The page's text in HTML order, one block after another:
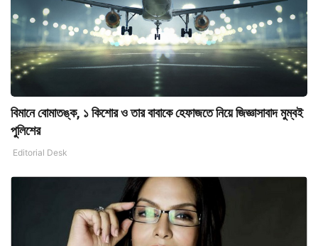
বিমানে বোমাতঙ্ক, ১ কিশোর ও তার বাবাকে হেফাজতে নিয়ে জিজ্ঞাসাবাদ মুম্বই
পুলিশের
Editorial Desk